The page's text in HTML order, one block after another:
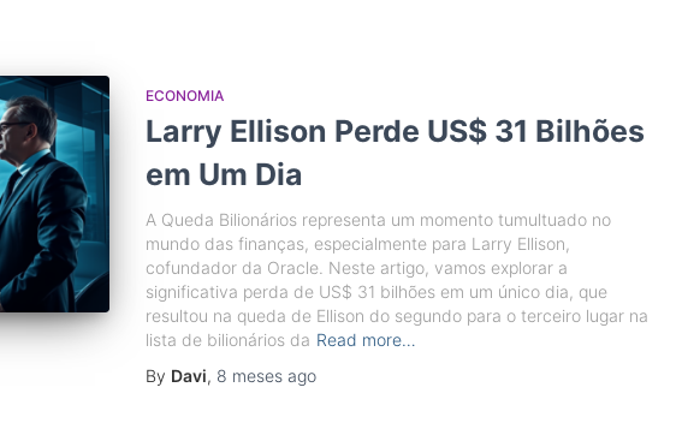
ECONOMIA
Larry Ellison Perde US$ 31 Bilhões
em Um Dia
A Queda Bilionários representa um momento tumultuado no
mundo das finanças, especialmente para Larry Ellison,
cofundador da Oracle. Neste artigo, vamos explorar a
significativa perda de US$ 31 bilhões em um único dia, que
resultou na queda de Ellison do segundo para o terceiro lugar na
lista de bilionários da Read more…
By Davi, 8 meses ago